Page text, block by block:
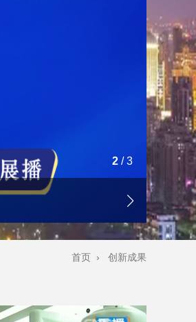
3 /3
首页 › 创新成果